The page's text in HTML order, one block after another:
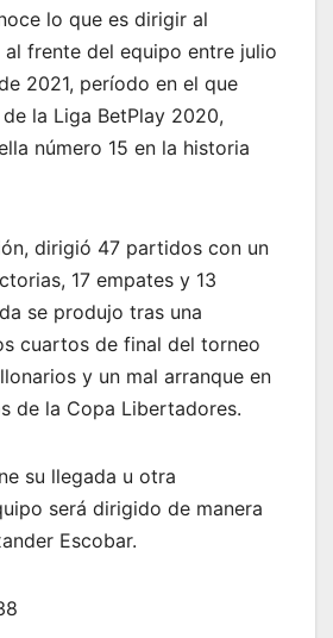
lo que es dirigir al
al frente del equipo entre julio
2021, período en el que
la Liga BetPlay 2020,
número 15 en la historia
dirigió 47 partidos con un
17 empates y 13
se produjo tras una
cuartos de final del torneo
y un mal arranque en
de la Copa Libertadores.
su llegada u otra
será dirigido de manera
Escobar.